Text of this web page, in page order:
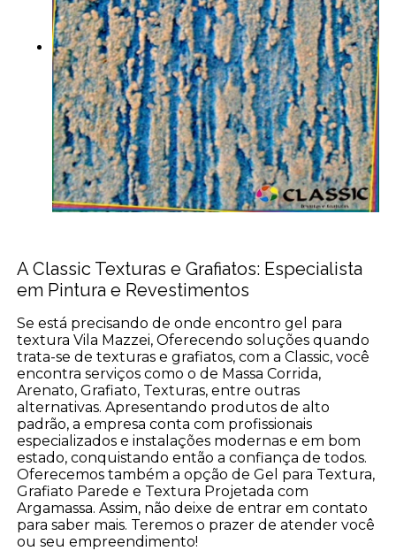
A Classic Texturas e Grafiatos: Especialista
em Pintura e Revestimentos
Se está precisando de onde encontro gel para
textura Vila Mazzei, Oferecendo soluções quando
trata-se de texturas e grafiatos, com a Classic, você
encontra serviços como o de Massa Corrida,
Arenato, Grafiato, Texturas, entre outras
alternativas. Apresentando produtos de alto
padrão, a empresa conta com profissionais
especializados e instalações modernas e em bom
estado, conquistando então a confiança de todos.
Oferecemos também a opção de Gel para Textura,
Grafiato Parede e Textura Projetada com
Argamassa. Assim, não deixe de entrar em contato
para saber mais. Teremos o prazer de atender você
ou seu empreendimento!